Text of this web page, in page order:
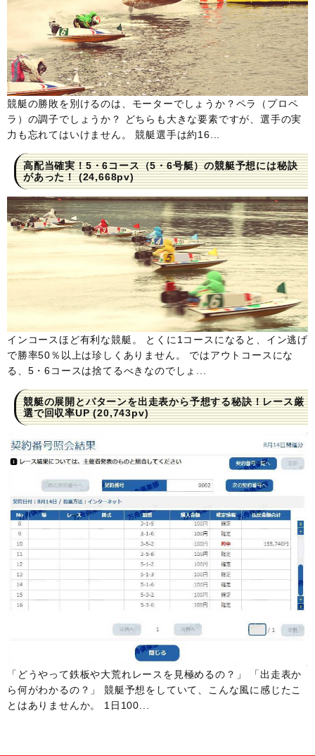
競艇の勝敗を別けるのは、モーターでしょうか？ペラ（プロペ
ラ）の調子でしょうか？ どちらも大きな要素ですが、選手の実
力も忘れてはいけません。 競艇選手は約16...
高配当確実！5・6コース（5・6号艇）の競艇予想には秘訣
があった！(24,668pv)
インコースほど有利な競艇。 とくに1コースになると、イン逃げ
で勝率50％以上は珍しくありません。 ではアウトコースにな
る、5・6コースは捨てるべきなのでしょ...
競艇の展開とパターンを出走表から予想する秘訣！レース厳
選で回収率UP(20,743pv)
「どうやって鉄板や大荒れレースを見極めるの？」 「出走表か
ら何がわかるの？」 競艇予想をしていて、こんな風に感じたこ
とはありませんか。 1日100...